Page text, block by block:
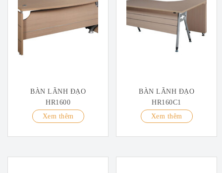
BÀN LÃNH ĐẠO
HR1600
Xem thêm
BÀN LÃNH ĐẠO
HR160C1
Xem thêm